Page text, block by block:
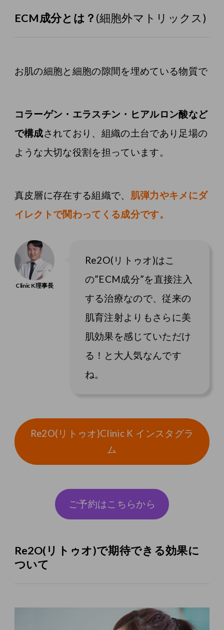
ECM成分とは？ (細胞外マトリックス)
お肌の細胞と細胞の隙間を埋めている物質で
コラーゲン・エラスチン・ヒアルロン酸など
で構成されており、組織の土台であり足場の
ような大切な役割を担っています。
真皮層に存在する組織で、
肌弾力やキメにダ
イレクトで関わってくる成分です。
Re2O(リトゥオ)はこ
の”ECM成分”を直接注入
する治療なので、従来の
肌育注射よりもさらに美
肌効果を感じていただけ
る！と大人気なんです
ね。
Re2O(リトゥオ)Clinic K インスタグラ
ム
ご予約はこちらから
Re2O(リトゥオ)で期待できる効果に
ついて